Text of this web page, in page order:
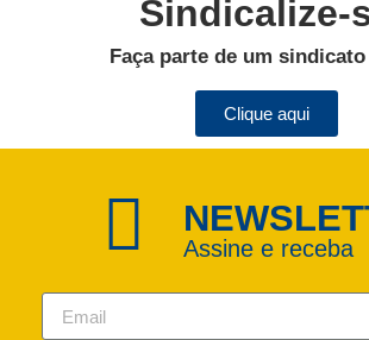
Sindicalize-
Faça parte de um
Clique aqui
Assine e receba